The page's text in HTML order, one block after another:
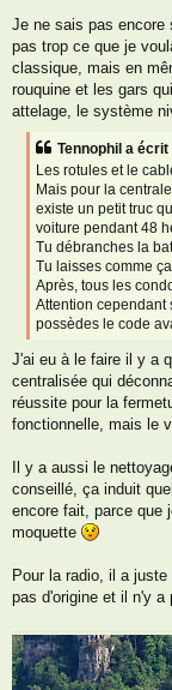
Je ne sais pas encore
pas trop ce que je
classique, mais en
rouquine et les gars
attelage, le système
Tennophil a écrit
Les rotules et le
Mais pour la
existe un petit truc
voiture pendant 48
Tu débranches la
Tu laisses comme
Après, tous les
Attention cependant
possèdes le code
J'ai eu à le faire il y a
centralisée qui
réussite pour la
fonctionnelle, mais le
Il y a aussi le
conseillé, ça induit
encore fait, parce que
moquette
Pour la radio, il a
pas d'origine et il n'y a